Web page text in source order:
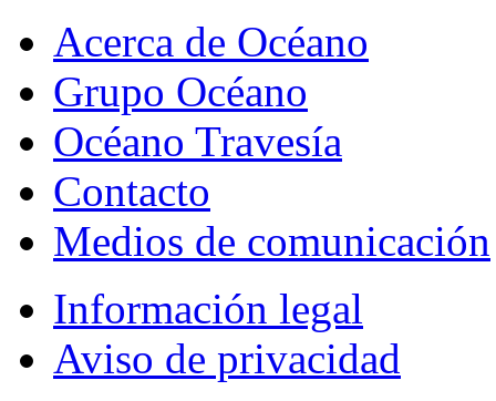
Acerca de Océano
Grupo Océano
Océano Travesía
Contacto
Medios de comunicación
Información legal
Aviso de privacidad